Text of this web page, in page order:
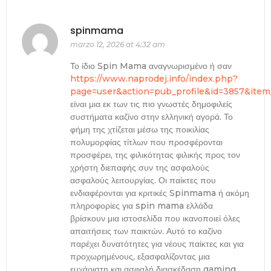
spinmama
marzo 12, 2026 at 4:32 am
Το ίδιο Spin Mama αναγνωρισμένο ή σαν
https://www.naprodej.info/index.php?
είναι μια εκ των τις πιο γνωστές δημοφιλείς
συστήματα καζίνο στην ελληνική αγορά. Το
φήμη της χτίζεται μέσω της ποικιλίας
πολυμορφίας τίτλων που προσφέρονται
προσφέρει, της φιλικότητας φιλικής προς τον
χρήστη διεπαφής συν της ασφαλούς
ασφαλούς λειτουργίας. Οι παίκτες που
ενδιαφέρονται για κριτικές Spinmama ή ακόμη
πληροφορίες για spin mama ελλάδα
βρίσκουν μια ιστοσελίδα που ικανοποιεί όλες
απαιτήσεις των παικτών. Αυτό το καζίνο
παρέχει δυνατότητες για νέους παίκτες και για
προχωρημένους, εξασφαλίζοντας μια